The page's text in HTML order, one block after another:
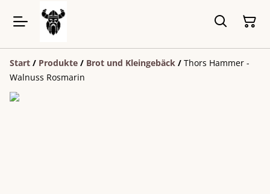
Start / Produkte / Brot und Kleingebäck / Thors Hammer -
Walnuss Rosmarin